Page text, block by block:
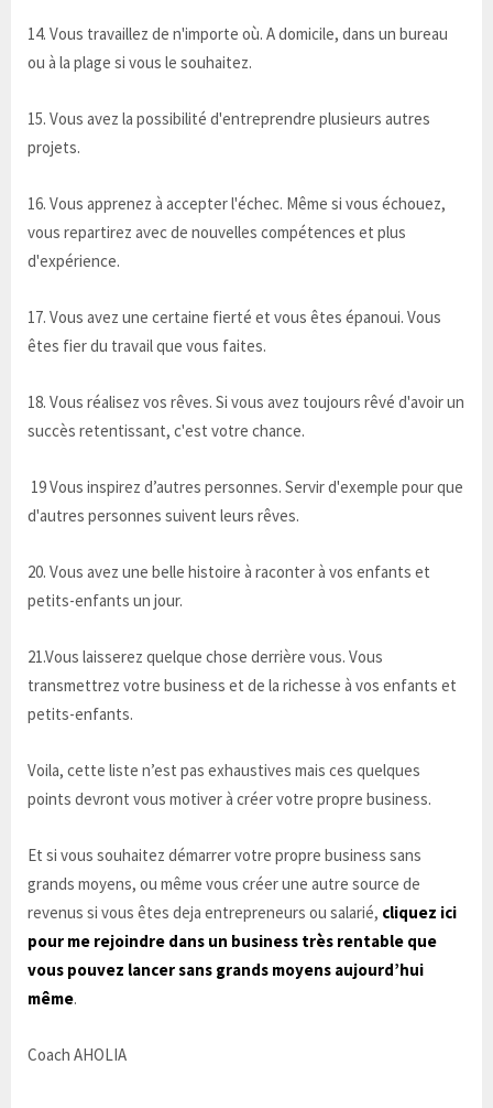
14. Vous travaillez de n'importe où. A domicile, dans un bureau
ou à la plage si vous le souhaitez.
15. Vous avez la possibilité d'entreprendre plusieurs autres
projets.
16. Vous apprenez à accepter l'échec. Même si vous échouez,
vous repartirez avec de nouvelles compétences et plus
d'expérience.
17. Vous avez une certaine fierté et vous êtes épanoui. Vous
êtes fier du travail que vous faites.
18. Vous réalisez vos rêves. Si vous avez toujours rêvé d'avoir un
succès retentissant, c'est votre chance.
19 Vous inspirez d’autres personnes. Servir d'exemple pour que
d'autres personnes suivent leurs rêves.
20. ​​Vous avez une belle histoire à raconter à vos enfants et
petits-enfants un jour.
21.Vous laisserez quelque chose derrière vous. Vous
transmettrez votre business et de la richesse à vos enfants et
petits-enfants.
Voila, cette liste n’est pas exhaustives mais ces quelques
points devront vous motiver à créer votre propre business.
Et si vous souhaitez démarrer votre propre business sans
grands moyens, ou même vous créer une autre source de
revenus si vous êtes deja entrepreneurs ou salarié, cliquez ici
pour me rejoindre dans un business très rentable que
vous pouvez lancer sans grands moyens aujourd’hui
même.
Coach AHOLIA